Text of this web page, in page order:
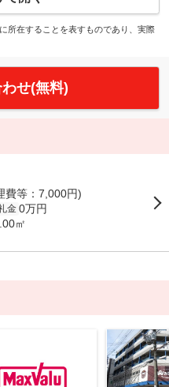
所在することを表すものであり、実際
せ(無料)
費等：7,000円)
金 0万円
㎡